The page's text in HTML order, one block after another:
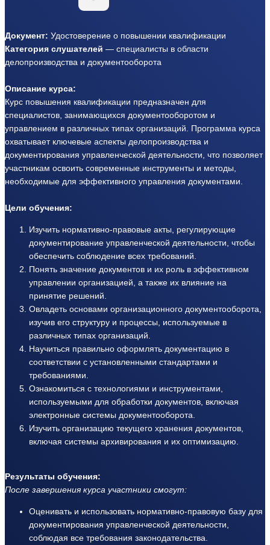
Документ: Удостоверение о повышении квалификации
Категория слушателей — специалисты в области
делопроизводства и документооборота
Описание курса:
Курс повышения квалификации предназначен для
специалистов, занимающихся документооборотом и
управлением в различных типах организаций. Программа курса
охватывает ключевые аспекты делопроизводства и
документирования управленческой деятельности, что позволяет
участникам освоить современные инструменты и методы,
необходимые для эффективного управления документами.
Цели обучения:
Изучить нормативно-правовые акты, регулирующие
документирование управленческой деятельности, чтобы
обеспечить соблюдение всех требований.
Понять значение документов и их роль в эффективном
управлении организацией, а также их влияние на
принятие решений.
Овладеть основами организационного документооборота,
изучив его структуру и процессы, используемые в
различных типах организаций.
Научиться правильно оформлять документацию в
соответствии с установленными стандартами и
требованиями.
Ознакомиться с технологиями и инструментами,
используемыми для обработки документов, включая
электронные системы документооборота.
Изучить организацию текущего хранения документов,
включая системы архивирования и их оптимизацию.
Результаты обучения:
После завершения курса участники смогут:
Оценивать и использовать нормативно-правовую базу для
документирования управленческой деятельности,
соблюдая все требования законодательства.